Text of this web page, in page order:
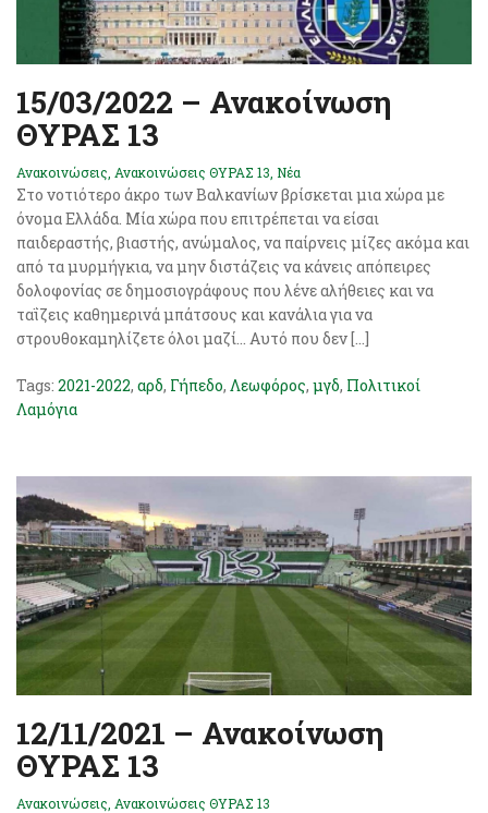
15/03/2022 – Ανακοίνωση
ΘΥΡΑΣ 13
Ανακοινώσεις, Ανακοινώσεις ΘΥΡΑΣ 13, Νέα
Στο νοτιότερο άκρο των Βαλκανίων βρίσκεται μια χώρα με
όνομα Ελλάδα. Μία χώρα που επιτρέπεται να είσαι
παιδεραστής, βιαστής, ανώμαλος, να παίρνεις μίζες ακόμα και
από τα μυρμήγκια, να μην διστάζεις να κάνεις απόπειρες
δολοφονίας σε δημοσιογράφους που λένε αλήθειες και να
ταΐζεις καθημερινά μπάτσους και κανάλια για να
στρουθοκαμηλίζετε όλοι μαζί… Αυτό που δεν […]
Tags: 2021-2022, αρδ, Γήπεδο, Λεωφόρος, μγδ, Πολιτικοί
Λαμόγια
12/11/2021 – Ανακοίνωση
ΘΥΡΑΣ 13
Ανακοινώσεις Ανακοινώσεις ΘΥΡΑΣ 13